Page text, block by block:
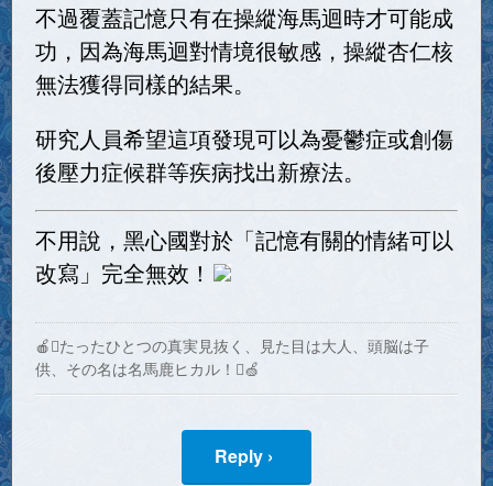
不過覆蓋記憶只有在操縱海馬迴時才可能成
功，因為海馬迴對情境很敏感，操縱杏仁核
無法獲得同樣的結果。
研究人員希望這項發現可以為憂鬱症或創傷
後壓力症候群等疾病找出新療法。
不用說，黑心國對於「記憶有關的情緒可以
改寫」完全無效！
🍎たったひとつの真実見抜く、見た目は大人、頭脳は子
供、その名は名馬鹿ヒカル！🍏
Reply ›